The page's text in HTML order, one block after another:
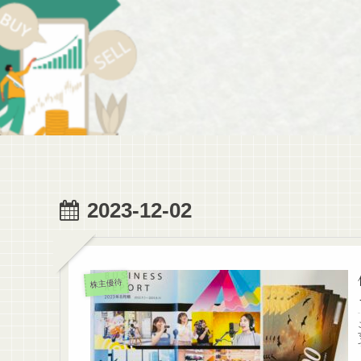
2023-12-02
株主優待